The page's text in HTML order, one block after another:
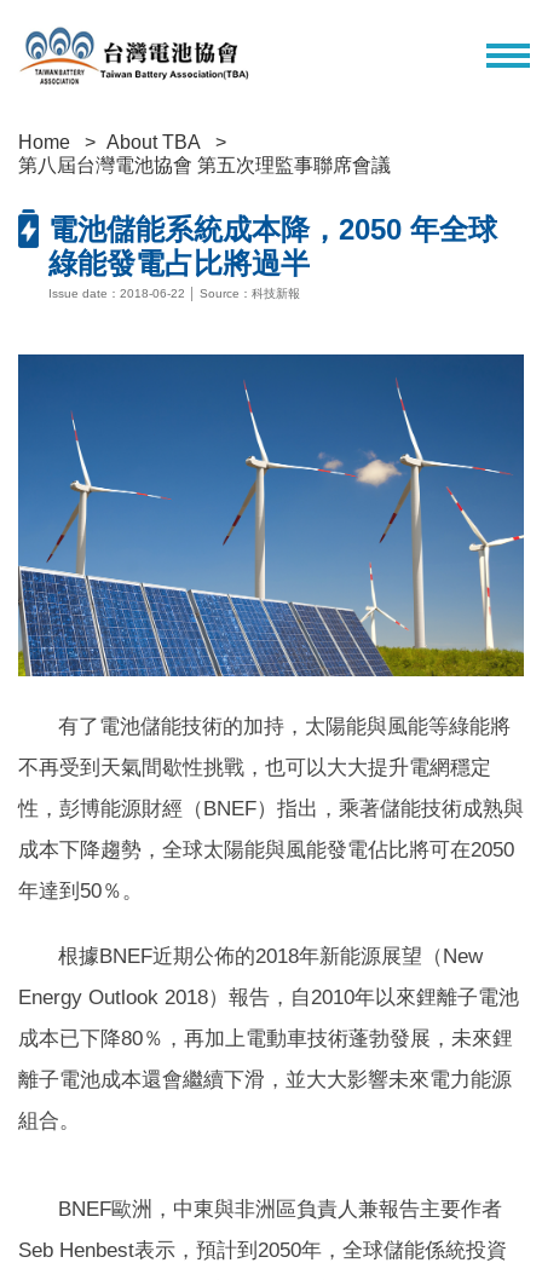
Home
About TBA
第八屆台灣電池協會 第五次理監事聯席會議
電池儲能系統成本降，2050 年全球
綠能發電占比將過半
Issue date：2018-06-22 │ Source：科技新報
有了電池儲能技術的加持，太陽能與風能等綠能將
不再受到天氣間歇性挑戰，也可以大大提升電網穩定
性，彭博能源財經（BNEF）指出，乘著儲能技術成熟與
成本下降趨勢，全球太陽能與風能發電佔比將可在2050
年達到50％。
根據BNEF近期公佈的2018年新能源展望（New
Energy Outlook 2018）報告，自2010年以來鋰離子電池
成本已下降80％，再加上電動車技術蓬勃發展，未來鋰
離子電池成本還會繼續下滑，並大大影響未來電力能源
組合。
BNEF歐洲，中東與非洲區負責人兼報告主要作者
Seb Henbest表示，預計到2050年，全球儲能係統投資